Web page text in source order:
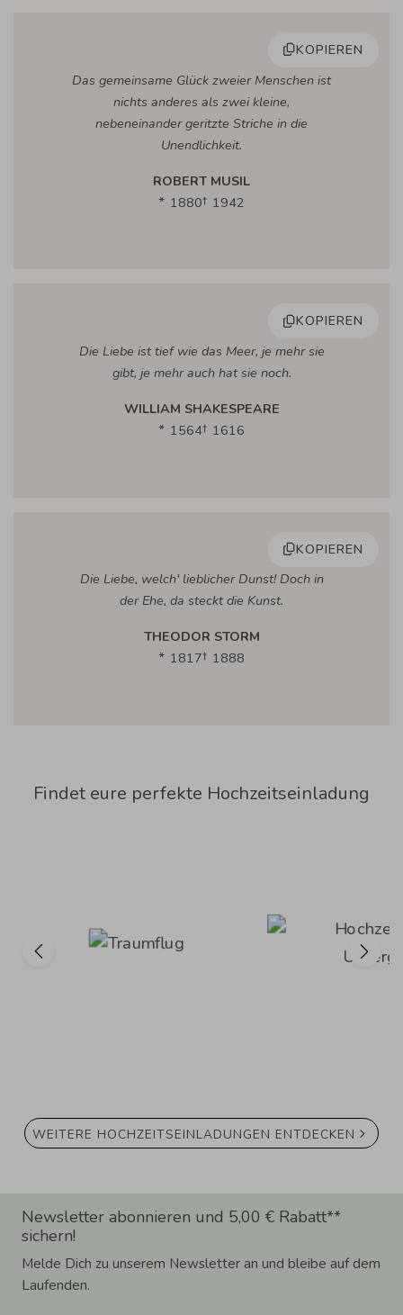
KOPIEREN
Das gemeinsame Glück zweier Menschen ist
nichts anderes als zwei kleine,
nebeneinander geritzte Striche in die
Unendlichkeit.
ROBERT MUSIL
1880
1942
KOPIEREN
Die Liebe ist tief wie das Meer, je mehr sie
gibt, je mehr auch hat sie noch.
WILLIAM SHAKESPEARE
1564 1616
KOPIEREN
Die Liebe, welch' lieblicher Dunst! Doch in
der Ehe, da steckt die Kunst.
THEODOR STORM
1817
1888
Findet eure perfekte Hochzeitseinladung
WEITERE HOCHZEITSEINLADUNGEN ENTDECKEN
Newsletter abonnieren und 5,00 € Rabatt**
sichern!
Melde Dich zu unserem Newsletter an und bleibe auf dem
Laufenden.